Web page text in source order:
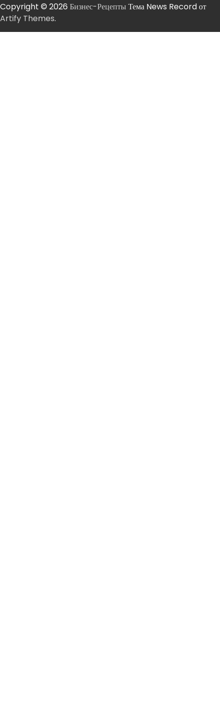
Copyright © 2026 Бизнес-РецептыТема News Record от
Artify Themes.